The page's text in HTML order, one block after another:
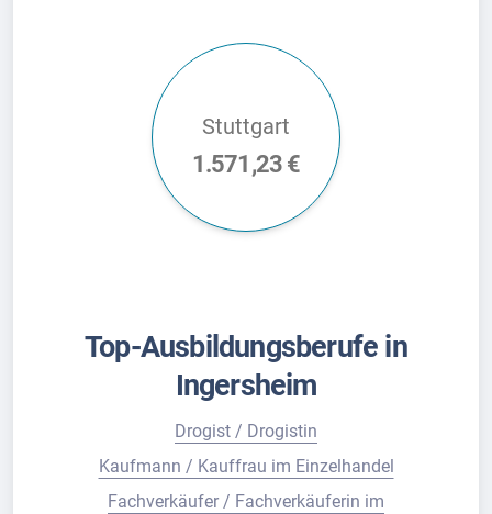
Stuttgart
1.571,23 €
Top-Ausbildungsberufe in
Ingersheim
Drogist / Drogistin
Kaufmann / Kauffrau im Einzelhandel
Fachverkäufer / Fachverkäuferin im